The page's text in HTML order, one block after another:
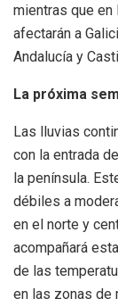
mientras que en
afectarán a
Andalucía y
La próxima
Las lluvias
con la entrada
la península.
débiles a
en el norte y
acompañará
de las
en las zonas de